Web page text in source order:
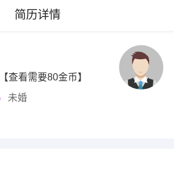
简历详情
【查看需要80金币】
未婚